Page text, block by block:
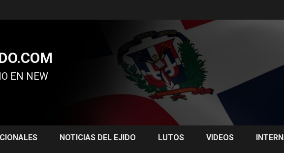
EN NEW
NOTICIAS DEL EJIDO LUTOS VIDEOS